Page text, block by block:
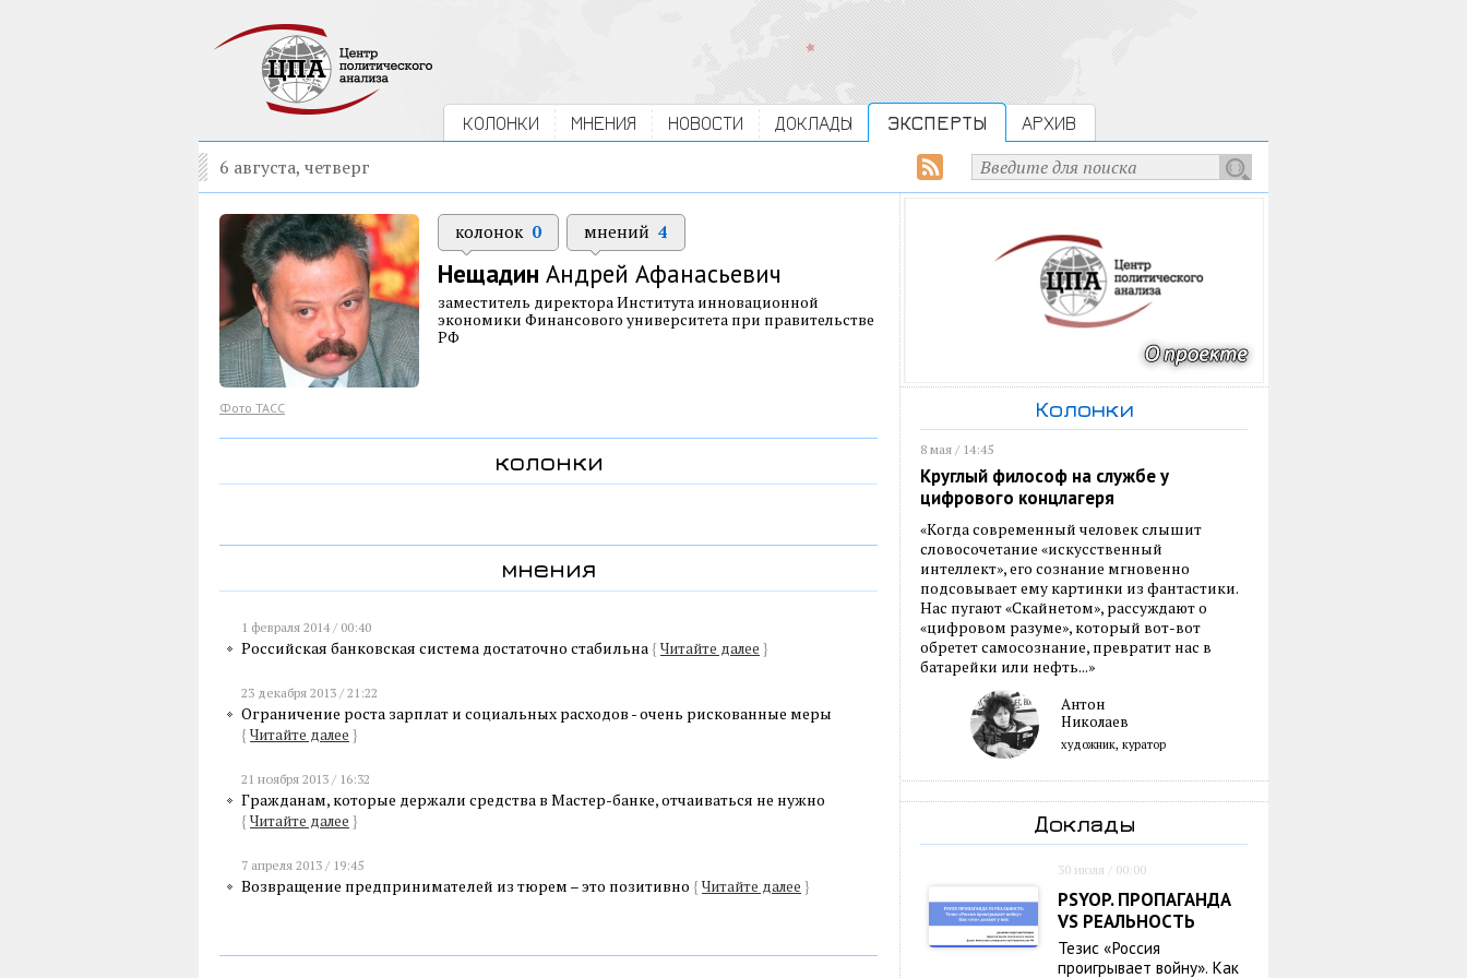
КОЛОНКИ МНЕНИЯ НОВОСТИ ДОКЛАДЫ ЭКСПЕРТЫ АРХИВ
6 августа, четверг
колонок 0 мнений 4
Нещадин Андрей Афанасьевич
заместитель директора Института инновационной
экономики Финансового университета при правительстве
РФ
Фото ТАСС
колонки
мнения
1 февраля 2014 / 00:40
Российская банковская система достаточно стабильна { Читайте далее }
23 декабря 2013 / 21:22
Ограничение роста зарплат и социальных расходов - очень рискованные меры
{ Читайте далее }
21 ноября 2013 / 16:32
Гражданам, которые держали средства в Мастер-банке, отчаиваться не нужно
{ Читайте далее }
7 апреля 2013 / 19:45
Возвращение предпринимателей из тюрем – это позитивно { Читайте далее }
Колонки
8 мая / 14:45
Круглый философ на службе у
цифрового концлагеря
«Когда современный человек слышит
словосочетание «искусственный
интеллект», его сознание мгновенно
подсовывает ему картинки из фантастики.
Нас пугают «Скайнетом», рассуждают о
«цифровом разуме», который вот-вот
обретет самосознание, превратит нас в
батарейки или нефть...»
Антон
Николаев
художник, куратор
Доклады
30 июля / 00:00
PSYOP. ПРОПАГАНДА
VS РЕАЛЬНОСТЬ
Тезис «Россия
проигрывает войну». Как